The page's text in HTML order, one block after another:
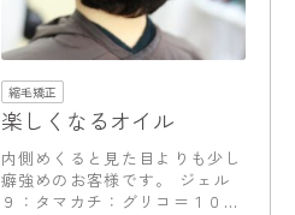
縮毛矯正
楽しくなるオイル
内側めくると見た目よりも少し
癖強めのお客様です。 ジェル
９：タマカチ：グリコ＝１０：